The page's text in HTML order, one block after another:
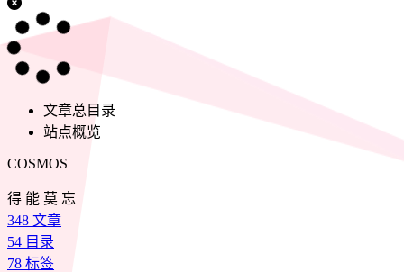
文章总目录
站点概览
COSMOS
得 能 莫 忘
348 文章
54 目录
78 标签